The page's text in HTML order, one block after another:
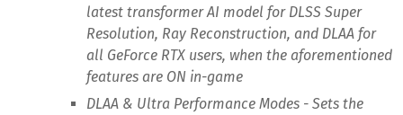
latest transformer AI model for DLSS Super
Resolution, Ray Reconstruction, and DLAA for
all GeForce RTX users, when the aforementioned
features are ON in-game
DLAA & Ultra Performance Modes - Sets the